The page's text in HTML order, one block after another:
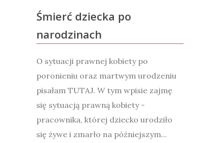
Śmierć dziecka po
narodzinach
O sytuacji prawnej kobiety po
poronieniu oraz martwym urodzeniu
pisałam TUTAJ. W tym wpisie zajmę
się sytuacją prawną kobiety -
pracownika, której dziecko urodziło
się żywe i zmarło na późniejszym...